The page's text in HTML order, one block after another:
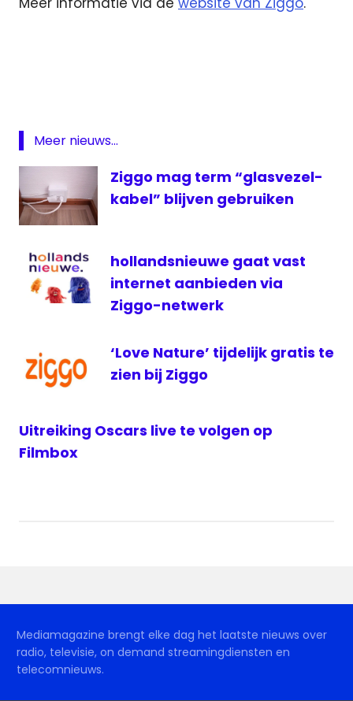
Demand
serie
ziggo
Meer nieuws...
Ziggo mag term “glasvezel-
kabel” blijven gebruiken
hollandsnieuwe gaat vast
internet aanbieden via
Ziggo-netwerk
‘Love Nature’ tijdelijk gratis te
zien bij Ziggo
Uitreiking Oscars live te volgen op
Filmbox
Mediamagazine brengt elke dag het laatste nieuws over
radio, televisie, on demand streamingdiensten en
telecomnieuws.